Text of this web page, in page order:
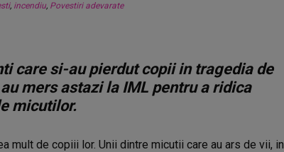
, incendiu, Povestiri adevarate
care si-au pierdut copii in tragedia de
mers astazi la IML pentru a ridica
micutilor.
mult de copiii lor. Unii dintre micutii care au ars de vii, in